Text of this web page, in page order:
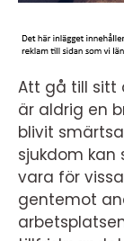
Att gå till sitt
är aldrig en
blivit
sjukdom kan
vara för
gentemot